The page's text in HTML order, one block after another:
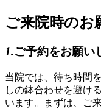
ご来院時のお
1.ご予約をお願い
当院では、待ち時間
しの鉢合わせを避け
います。まずは、ご